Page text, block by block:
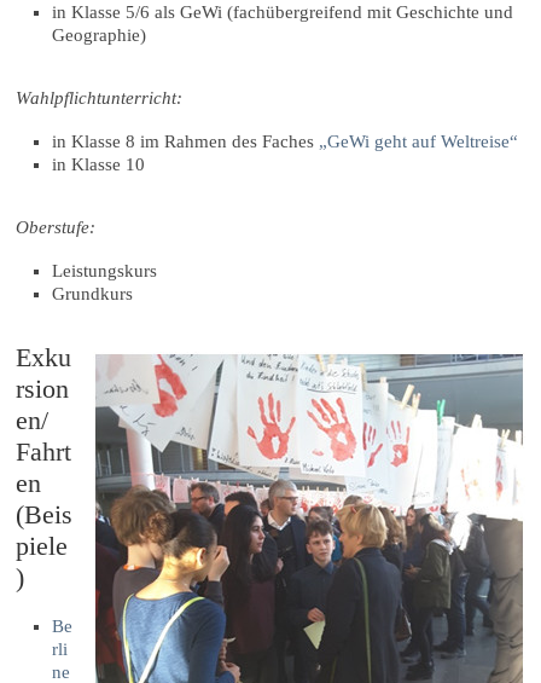
in Klasse 5/6 als GeWi (fachübergreifend mit Geschichte und
Geographie)
Wahlpflichtunterricht:
in Klasse 8 im Rahmen des Faches „GeWi geht auf Weltreise“
in Klasse 10
Oberstufe:
Leistungskurs
Grundkurs
Exku
rsion
en/
Fahrt
en
(Beis
piele
)
Be
rli
ne